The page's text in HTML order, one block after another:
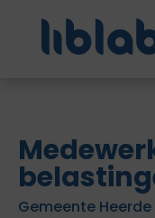
Gemeente Heerde